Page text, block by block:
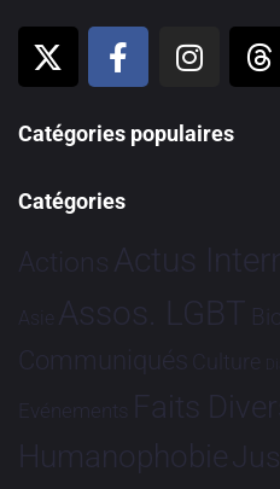
Catégories populaires
Catégories
Actions Actus
Asie Assos. LGBT
Communiqués Culture
Evénements Faits
Humanophobie